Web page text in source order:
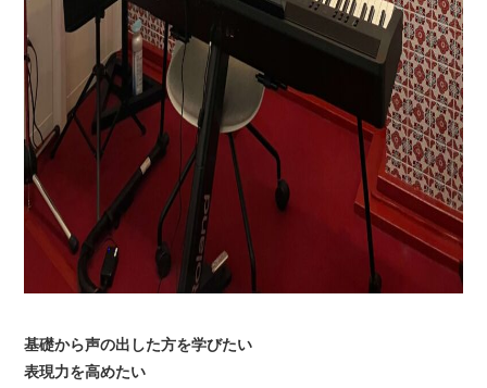
基礎から声の出した方を学びたい
表現力を高めたい